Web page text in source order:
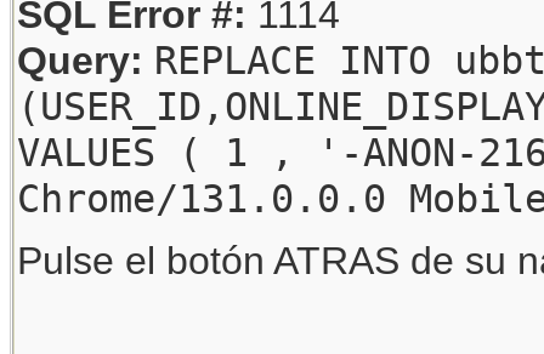
SQL Error #: 1114
Query: REPLACE INTO
VALUES ( 1 , '-
Chrome/131.0.0.0
Pulse el botón ATRAS de su